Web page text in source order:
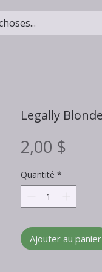
Legally
2,00 $
Quantité *
Ajouter au panier